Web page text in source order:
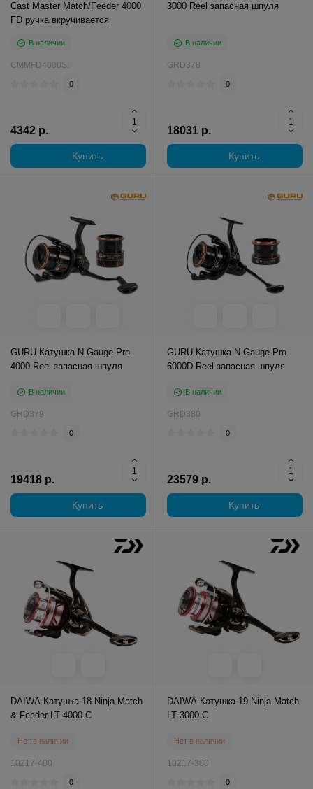
Cast Master Match/Feeder 4000
FD ручка вкручивается
В наличии
CMMFD4000SI
0
4342 р.
Купить
3000 Reel запасная шпуля
В наличии
GRD378
0
18031 р.
Купить
GURU Катушка N-Gauge Pro
4000 Reel запасная шпуля
В наличии
GRD379
0
19418 р.
Купить
GURU Катушка N-Gauge Pro
6000D Reel запасная шпуля
В наличии
GRD380
0
23579 р.
Купить
DAIWA Катушка 18 Ninja Match
& Feeder LT 4000-C
Нет в наличии
10217-400
0
DAIWA Катушка 19 Ninja Match
LT 3000-C
Нет в наличии
10217-300
0